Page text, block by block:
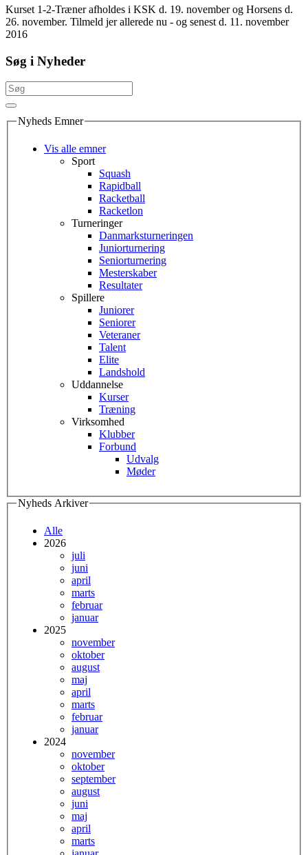
Kurset 1-2-Træner afholdes i KSK d. 19. november og Horsens d.
26. november. Tilmeld jer allerede nu - og senest d. 11. november
2016
Søg i Nyheder
Nyheds Emner
Vis alle emner
Sport
Squash
Rapidball
Racketball
Racketlon
Turneringer
Danmarksturneringen
Juniorturnering
Seniorturnering
Mesterskaber
Resultater
Spillere
Juniorer
Seniorer
Veteraner
Talent
Elite
Landshold
Uddannelse
Kurser
Træning
Virksomhed
Klubber
Forbund
Udvalg
Møder
Nyheds Arkiver
Alle
2026
juli
juni
april
marts
februar
januar
2025
november
oktober
august
maj
april
marts
februar
januar
2024
november
oktober
september
august
juni
maj
april
marts